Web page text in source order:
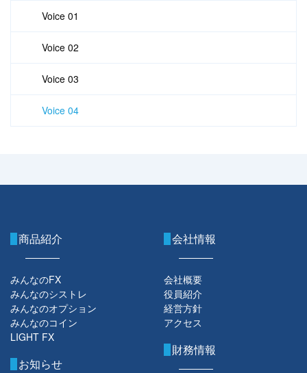
Voice 01
Voice 02
Voice 03
Voice 04
商品紹介
みんなのFX
みんなのシストレ
みんなのオプション
みんなのコイン
LIGHT FX
お知らせ
会社情報
会社概要
役員紹介
経営方針
アクセス
財務情報